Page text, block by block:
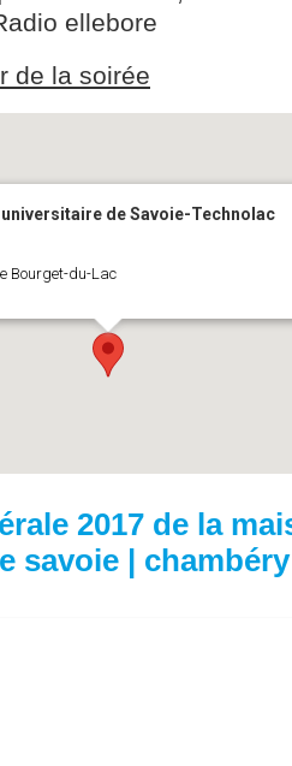
ellebore
de la soirée
de Savoie-Technolac
Bourget-du-Lac
2017 de la
savoie |